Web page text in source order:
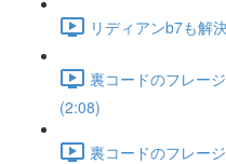
リディアンb7も解
裏コードのフレー
(2:08)
裏コードのフレー